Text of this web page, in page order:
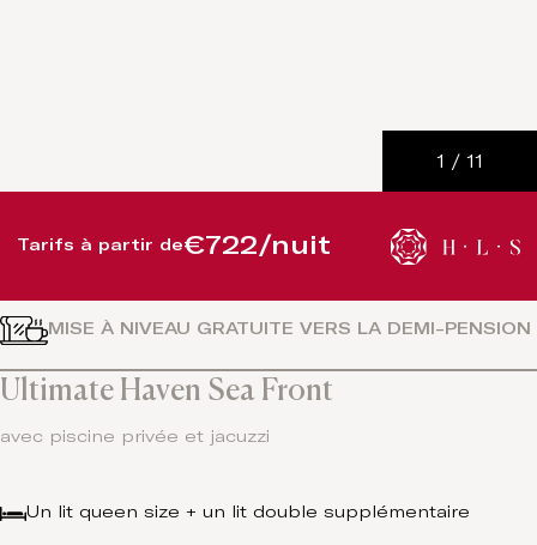
MISE À NIVEAU GRATUITE VERS LA DEMI-PENSION
Ultimate Haven Sea Front
avec piscine privée et jacuzzi
Un lit queen size + un lit double supplémentaire
1 / 11
Tarifs à partir de€722/nuit